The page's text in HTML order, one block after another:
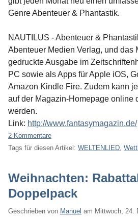
Genre Abenteuer & Phantastik.
NAUTILUS - Abenteuer &
Abenteuer Medien Verlag, und das
gedruckte Ausgabe im
PC sowie als Apps für Apple iOS,
Amazon Kindle Fire. Zudem kann
auf der Magazin-Homepage online
werden.
Link: http://www.fantasymagazin.de/
2 Kommentare
Tags für diesen Artikel: WELTENLIED
Weihnachten:
Doppelpack
Geschrieben von Manuel am Mittwoch, 24.